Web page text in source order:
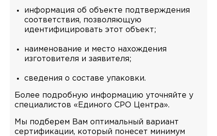
информация об объекте подтверждения
соответствия, позволяющую
идентифицировать этот объект;
наименование и место нахождения
изготовителя и заявителя;
сведения о составе упаковки.
Более подробную информацию уточняйте у
специалистов «Единого СРО Центра».
Мы подберем Вам оптимальный вариант
сертификации, который понесет минимум